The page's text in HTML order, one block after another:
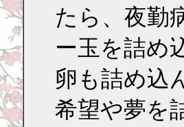
たら、夜勤
ー玉を詰め
卵も詰め込
希望や夢を